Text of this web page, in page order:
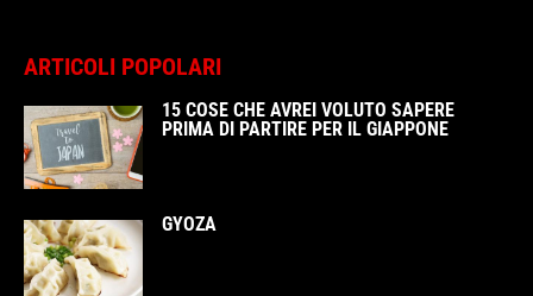
ARTICOLI POPOLARI
15 COSE CHE AVREI VOLUTO SAPERE
PRIMA DI PARTIRE PER IL GIAPPONE
GYOZA